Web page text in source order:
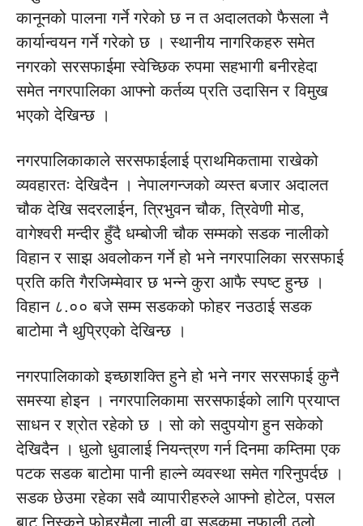
कानूनको पालना गर्ने गरेको छ न त अदालतको फैसला नै
कार्यान्वयन गर्ने गरेको छ । स्थानीय नागरिकहरु समेत
नगरको सरसफाईमा स्वेच्छिक रुपमा सहभागी बनीरहेदा
समेत नगरपालिका आफ्नो कर्तव्य प्रति उदासिन र विमुख
भएको देखिन्छ ।
नगरपालिकाकाले सरसफाईलाई प्राथमिकतामा राखेको
व्यवहारतः देखिदैन । नेपालगन्जको व्यस्त बजार अदालत
चौक देखि सदरलाईन, त्रिभुवन चौक, त्रिवेणी मोड,
वागेश्वरी मन्दीर हुँदै धम्बोजी चौक सम्मको सडक नालीको
विहान र साझ अवलोकन गर्ने हो भने नगरपालिका सरसफाई
प्रति कति गैरजिम्मेवार छ भन्ने कुरा आफै स्पष्ट हुन्छ ।
विहान ८.०० बजे सम्म सडकको फोहर नउठाई सडक
बाटोमा नै थुप्रिएको देखिन्छ ।
नगरपालिकाको इच्छाशक्ति हुने हो भने नगर सरसफाई कुनै
समस्या होइन । नगरपालिकामा सरसफाईको लागि प्रयाप्त
साधन र श्रोत रहेको छ । सो को सदुपयोग हुन सकेको
देखिदैन । धुलो धुवालाई नियन्त्रण गर्न दिनमा कम्तिमा एक
पटक सडक बाटोमा पानी हाल्ने व्यवस्था समेत गरिनुपर्दछ ।
सडक छेउमा रहेका सवै व्यापारीहरुले आफ्नो होटेल, पसल
बाट निस्कने फोहरमैला नाली वा सडकमा नफाली ठूलो